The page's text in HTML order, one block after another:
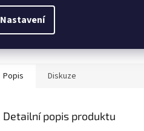
NastaveníDoručení do druhého dne
na jakékoliv místo
Popis Diskuze
Detailní popis produktu